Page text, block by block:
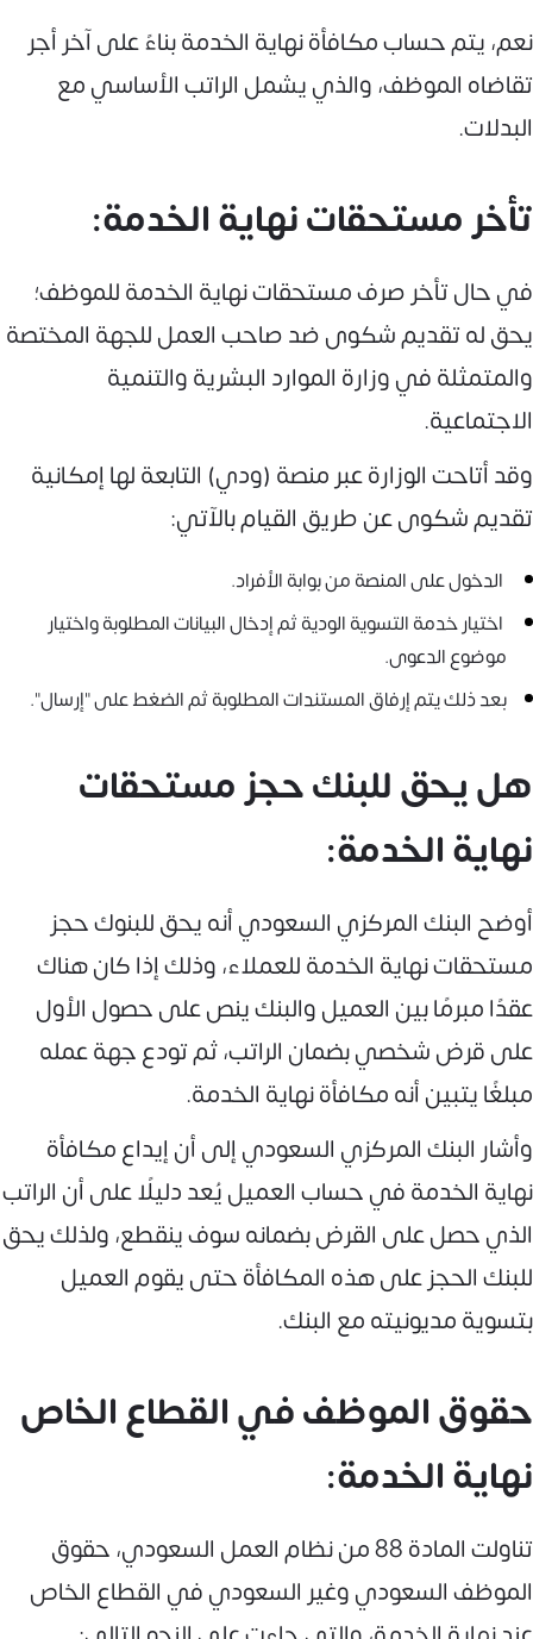
نعم، يتم حساب مكافأة نهاية الخدمة بناءً على آخر أجر
تقاضاه الموظف، والذي يشمل الراتب الأساسي مع
البدلات.
تأخر مستحقات نهاية الخدمة:
في حال تأخر صرف مستحقات نهاية الخدمة للموظف؛
يحق له تقديم شكوى ضد صاحب العمل للجهة المختصة
والمتمثلة في وزارة الموارد البشرية والتنمية
الاجتماعية.
وقد أتاحت الوزارة عبر منصة (ودي) التابعة لها إمكانية
تقديم شكوى عن طريق القيام بالآتي:
الدخول على المنصة من بوابة الأفراد.
اختيار خدمة التسوية الودية ثم إدخال البيانات المطلوبة واختيار
موضوع الدعوى.
بعد ذلك يتم إرفاق المستندات المطلوبة ثم الضغط على "إرسال".
هل يحق للبنك حجز مستحقات
نهاية الخدمة:
أوضح البنك المركزي السعودي أنه يحق للبنوك حجز
مستحقات نهاية الخدمة للعملاء، وذلك إذا كان هناك
عقدًا مبرمًا بين العميل والبنك ينص على حصول الأول
على قرض شخصي بضمان الراتب، ثم تودع جهة عمله
مبلغًا يتبين أنه مكافأة نهاية الخدمة.
وأشار البنك المركزي السعودي إلى أن إيداع مكافأة
نهاية الخدمة في حساب العميل يُعد دليلًا على أن الراتب
الذي حصل على القرض بضمانه سوف ينقطع، ولذلك يحق
للبنك الحجز على هذه المكافأة حتى يقوم العميل
بتسوية مديونيته مع البنك.
حقوق الموظف في القطاع الخاص
نهاية الخدمة:
تناولت المادة 88 من نظام العمل السعودي، حقوق
الموظف السعودي وغير السعودي في القطاع الخاص